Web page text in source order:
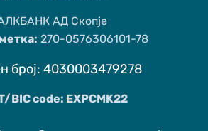
АД Скопје
270-0576306101-78
број: 4030003479278
BIC code: EXPCMK22